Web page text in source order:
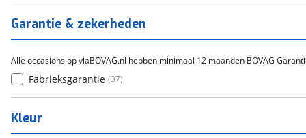
Garantie & zekerheden
Alle occasions op viaBOVAG.nl hebben minimaal 12 maanden BOVAG
Fabrieksgarantie (37)
Kleur